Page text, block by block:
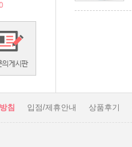
침 입점/제휴안내 상품후기